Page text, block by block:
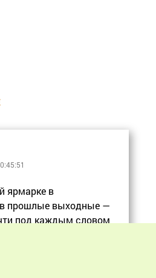
ярмарке в
прошлые выходные —
под каждым словом